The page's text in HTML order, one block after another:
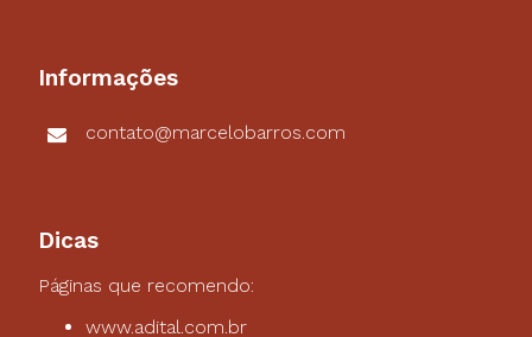
Informações
contato@marcelobarros.com
Dicas
Páginas que recomendo:
www.adital.com.br